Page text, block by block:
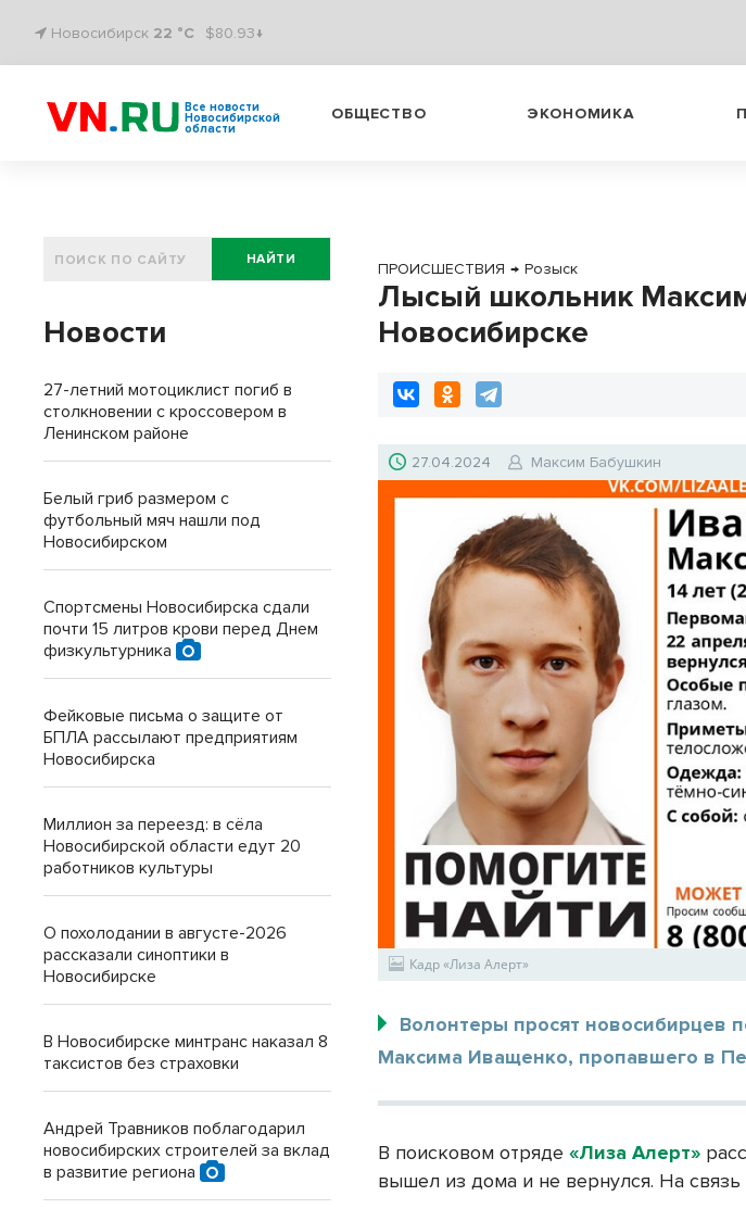
Новосибирск 22 °C $80.93↓
Все новости
Новосибирской
области
ОБЩЕСТВО ЭКОНОМИКА
ПРОИСШЕСТВИЯ → Розыск
Лысый школьник
Новосибирске
27.04.2024 Максим Бабушкин
Кадр «Лиза Алерт»
Волонтеры просят новосибирцев
Максима Иващенко, пропавшего в
В поисковом отряде«Лиза Алерт»
вышел из дома и не вернулся. На
НАЙТИ
Новости
27-летний мотоциклист погиб в
столкновении с кроссовером в
Ленинском районе
Белый гриб размером с
футбольный мяч нашли под
Новосибирском
Спортсмены Новосибирска сдали
почти 15 литров крови перед Днем
физкультурника
Фейковые письма о защите от
БПЛА рассылают предприятиям
Новосибирска
Миллион за переезд: в сёла
Новосибирской области едут 20
работников культуры
О похолодании в августе-2026
рассказали синоптики в
Новосибирске
В Новосибирске минтранс наказал 8
таксистов без страховки
Андрей Травников поблагодарил
новосибирских строителей за вклад
в развитие региона